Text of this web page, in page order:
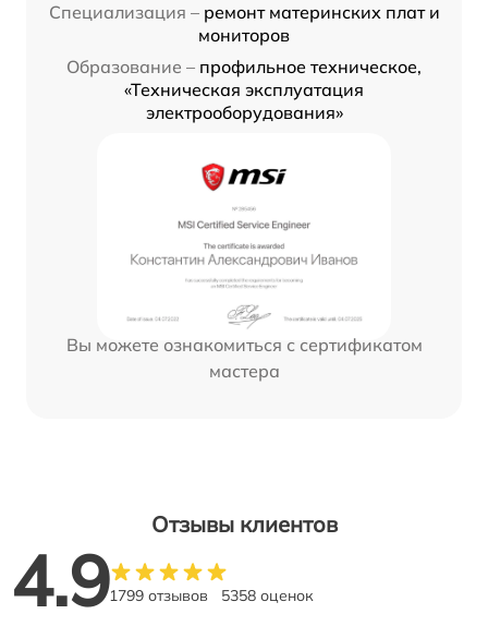
Специализация – ремонт материнских плат и
мониторов
Образование – профильное техническое,
«Техническая эксплуатация
электрооборудования»
Вы можете ознакомиться с сертификатом
мастера
Отзывы клиентов
4.91799 отзывов 5358 оценок